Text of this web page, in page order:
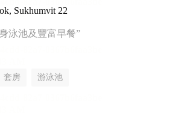
Sukhumvit 22
泳池及豐富早餐”
套房 游泳池